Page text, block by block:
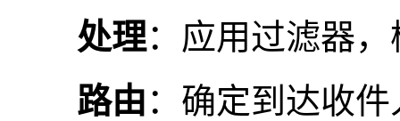
处理：应用过滤器
路由：确定到达收